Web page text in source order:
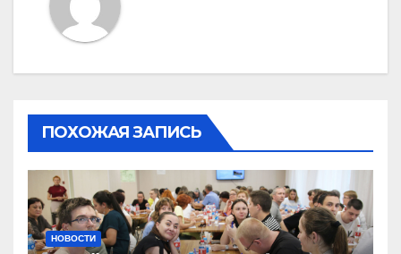
ПОХОЖАЯ ЗАПИСЬ
НОВОСТИ